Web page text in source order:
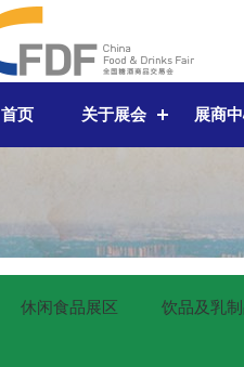
首页 关于展会 展商
休闲食品展区 饮品及乳